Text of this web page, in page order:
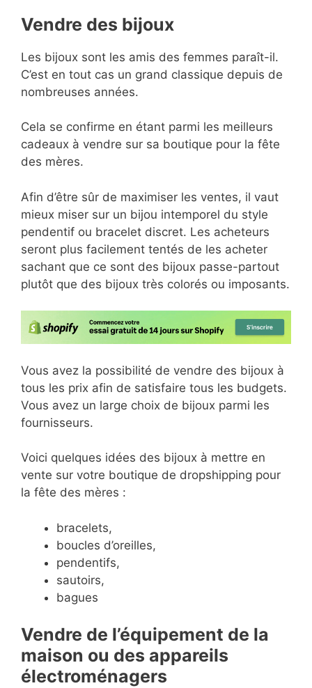
Vendre des bijoux
Les bijoux sont les amis des femmes paraît-il.
C’est en tout cas un grand classique depuis de
nombreuses années.
Cela se confirme en étant parmi les meilleurs
cadeaux à vendre sur sa boutique pour la fête
des mères.
Afin d’être sûr de maximiser les ventes, il vaut
mieux miser sur un bijou intemporel du style
pendentif ou bracelet discret. Les acheteurs
seront plus facilement tentés de les acheter
sachant que ce sont des bijoux passe-partout
plutôt que des bijoux très colorés ou imposants.
Vous avez la possibilité de vendre des bijoux à
tous les prix afin de satisfaire tous les budgets.
Vous avez un large choix de bijoux parmi les
fournisseurs.
Voici quelques idées des bijoux à mettre en
vente sur votre boutique de dropshipping pour
la fête des mères :
bracelets,
boucles d’oreilles,
pendentifs,
sautoirs,
bagues
Vendre de l’équipement de la
maison ou des appareils
électroménagers